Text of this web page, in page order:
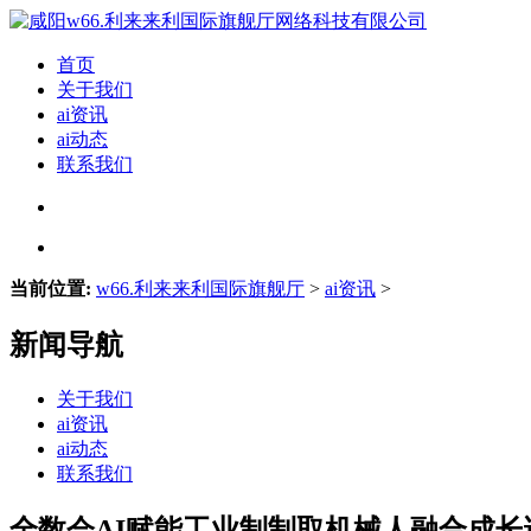
首页
关于我们
ai资讯
ai动态
联系我们
当前位置: w66.利来来利国际旗舰厅 > ai资讯 >
新闻导航
关于我们
ai资讯
ai动态
联系我们